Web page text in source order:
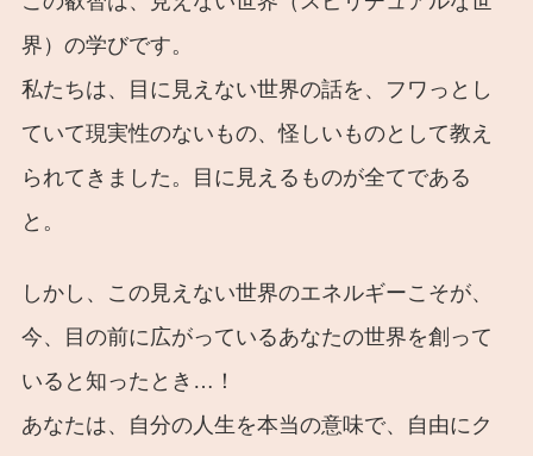
界）の学びです。
私たちは、目に見えない世界の話を、フワっとし
ていて現実性のないもの、怪しいものとして教え
られてきました。目に見えるものが全てである
と。
しかし、この見えない世界のエネルギーこそが、
今、目の前に広がっているあなたの世界を創って
いると知ったとき…！
あなたは、自分の人生を本当の意味で、自由にク